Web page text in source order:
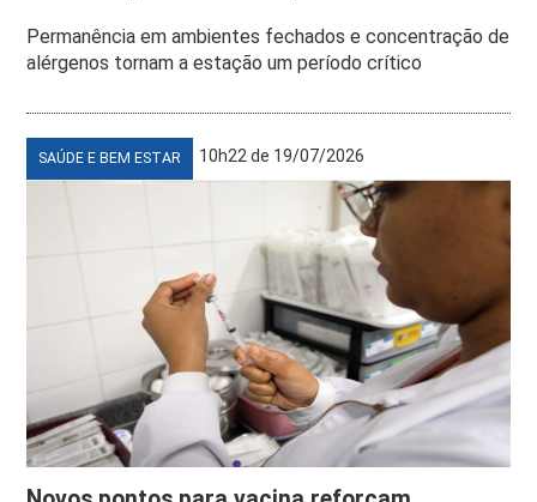
Permanência em ambientes fechados e concentração de
alérgenos tornam a estação um período crítico
SAÚDE E BEM ESTAR 10h22 de 19/07/2026